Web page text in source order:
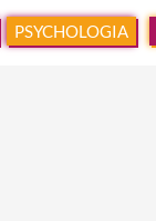
PSYCHOLOGIA